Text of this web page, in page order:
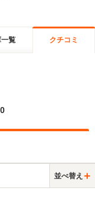
覧 クチコミ
並べ替え